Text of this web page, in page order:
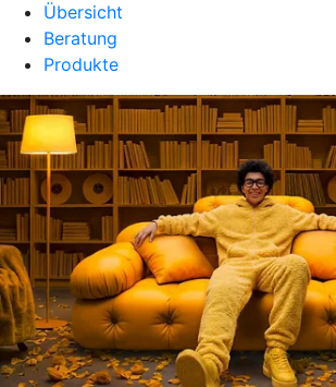
Übersicht
Beratung
Produkte